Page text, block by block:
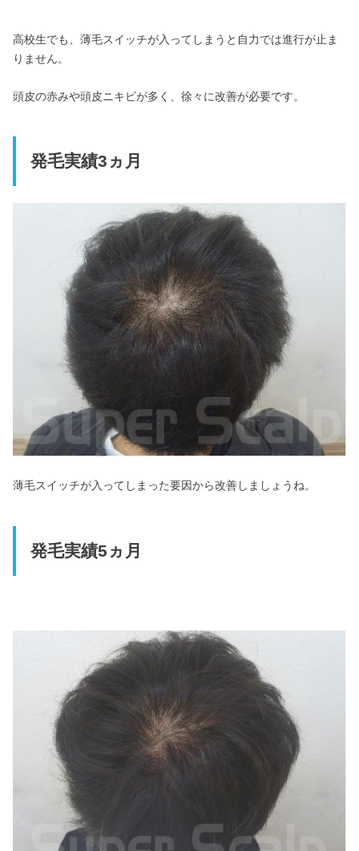
高校生でも、薄毛スイッチが入ってしまうと自力では進行が止ま
りません。
頭皮の赤みや頭皮ニキビが多く、徐々に改善が必要です。
発毛実績3ヵ月
薄毛スイッチが入ってしまった要因から改善しましょうね。
発毛実績5ヵ月